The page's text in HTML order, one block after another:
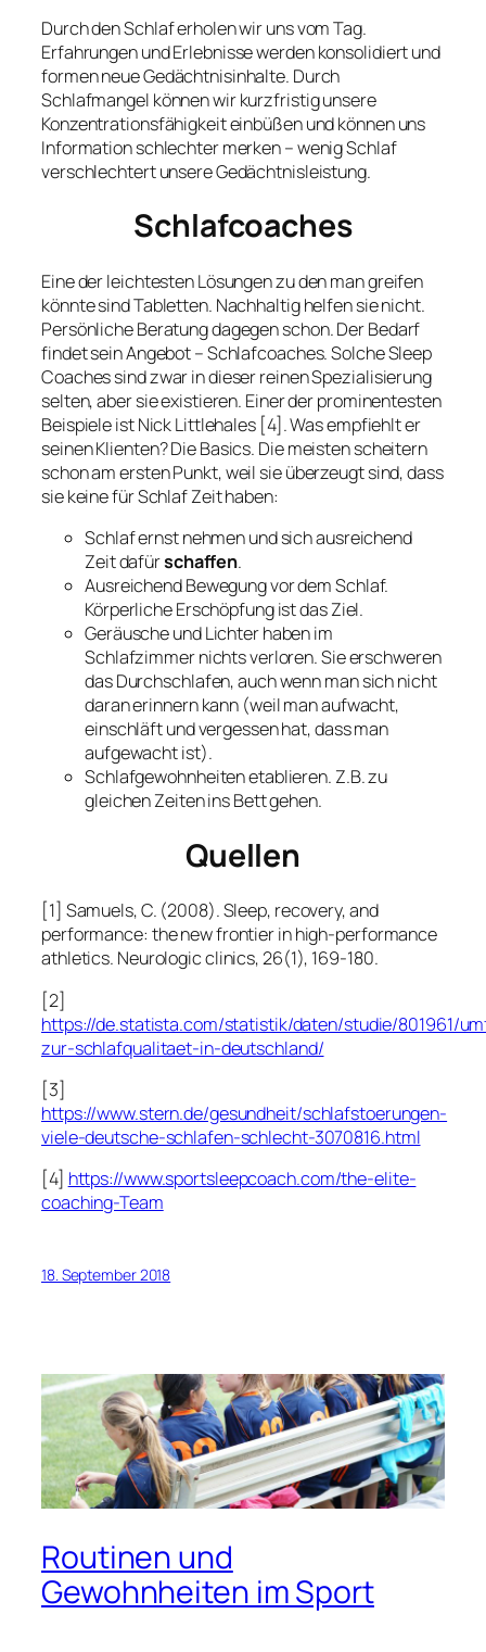
Durch den Schlaf erholen wir uns vom Tag.
Erfahrungen und Erlebnisse werden konsolidiert und
formen neue Gedächtnisinhalte. Durch
Schlafmangel können wir kurzfristig unsere
Konzentrationsfähigkeit einbüßen und können uns
Information schlechter merken – wenig Schlaf
verschlechtert unsere Gedächtnisleistung.
Schlafcoaches
Eine der leichtesten Lösungen zu den man greifen
könnte sind Tabletten. Nachhaltig helfen sie nicht.
Persönliche Beratung dagegen schon. Der Bedarf
findet sein Angebot – Schlafcoaches. Solche Sleep
Coaches sind zwar in dieser reinen Spezialisierung
selten, aber sie existieren. Einer der prominentesten
Beispiele ist Nick Littlehales [4]. Was empfiehlt er
seinen Klienten? Die Basics. Die meisten scheitern
schon am ersten Punkt, weil sie überzeugt sind, dass
sie keine für Schlaf Zeit haben:
Schlaf ernst nehmen und sich ausreichend
Zeit dafürschaffen.
Ausreichend Bewegung vor dem Schlaf.
Körperliche Erschöpfung ist das Ziel.
Geräusche und Lichter haben im
Schlafzimmer nichts verloren. Sie erschweren
das Durchschlafen, auch wenn man sich nicht
daran erinnern kann (weil man aufwacht,
einschläft und vergessen hat, dass man
aufgewacht ist).
Schlafgewohnheiten etablieren. Z.B. zu
gleichen Zeiten ins Bett gehen.
Quellen
[1] Samuels, C. (2008). Sleep, recovery, and
performance: the new frontier in high-performance
athletics. Neurologic clinics,26(1), 169-180.
[2]
https://de.statista.com/statistik/daten/studie/801961/
zur-schlafqualitaet-in-deutschland/
[3]
https://www.stern.de/gesundheit/schlafstoerungen-
viele-deutsche-schlafen-schlecht-3070816.html
[4] https://www.sportsleepcoach.com/the-elite-
coaching-Team
18. September 2018
Routinen und
Gewohnheiten im Sport